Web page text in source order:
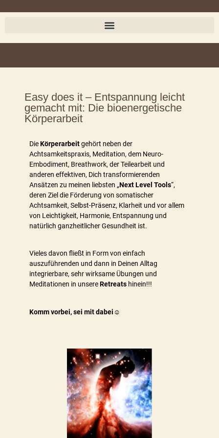
Easy does it – Entspannung leicht
gemacht mit: Die bioenergetische
Körperarbeit
DieKörperarbeitgehört neben der
Achtsamkeitspraxis, Meditation, dem Neuro-
Embodiment, Breathwork, der Teilearbeit und
anderen effektiven, Dich transformierenden
Ansätzen zu meinen liebsten „Next Level Tools“,
deren Ziel die Förderung von somatischer
Achtsamkeit, Selbst-Präsenz, Klarheit und vor allem
von Leichtigkeit, Harmonie, Entspannung und
natürlich ganzheitlicher Gesundheit ist.
Vieles davon fließt in Form von einfach
auszuführenden und dann in Deinen Alltag
integrierbare, sehr wirksame Übungen und
Meditationen in unsereRetreats hinein!!!
Komm vorbei, sei mit dabei☺